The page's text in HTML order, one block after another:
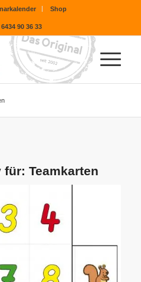
Shop
90 36 33
für: Teamkarten